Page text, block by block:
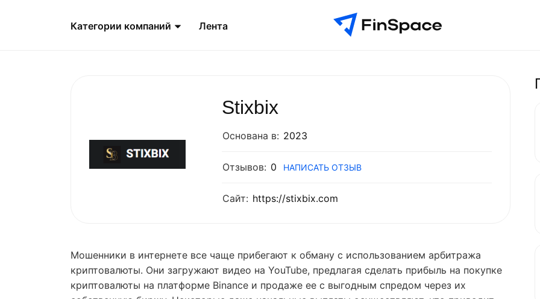
Категории компаний Лента
Stixbix
Основана в: 2023
Отзывов: 0 НАПИСАТЬ ОТЗЫВ
Сайт: https://stixbix.com
Мошенники в интернете все чаще прибегают к обману с использованием арбитража
криптовалюты. Они загружают видео на YouTube, предлагая сделать прибыль на покупке
криптовалюты на платформе Binance и продаже ее с выгодным спредом через их